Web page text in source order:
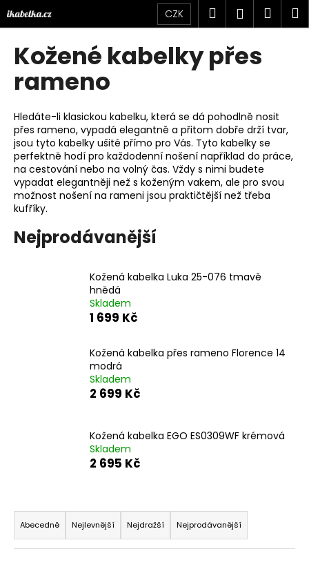
na
obsah
CZK Hledat
Kožené kabelky přes
rameno
Hledáte-li klasickou kabelku, která se dá pohodlně nosit
přes rameno, vypadá elegantně a přitom dobře drží tvar,
jsou tyto kabelky ušité přímo pro Vás. Tyto kabelky se
perfektně hodí pro každodenní nošení například do práce,
na cestování nebo na volný čas. Vždy s nimi budete
vypadat elegantněji než s koženým vakem, ale pro svou
možnost nošení na rameni jsou praktičtější než třeba
kufříky.
Nejprodávanější
Kožená kabelka Luka 25-076 tmavě
hnědá
Skladem
1 699 Kč
Kožená kabelka přes rameno Florence 14
modrá
Skladem
2 699 Kč
Kožená kabelka EGO ES0309WF krémová
Skladem
2 695 Kč
Ř
a
z
Abecedně Nejlevnější Nejdražší Nejprodávanější
K
o
C
o
p
o
t
ř
e
b
u
j
HLEDAT
D
o